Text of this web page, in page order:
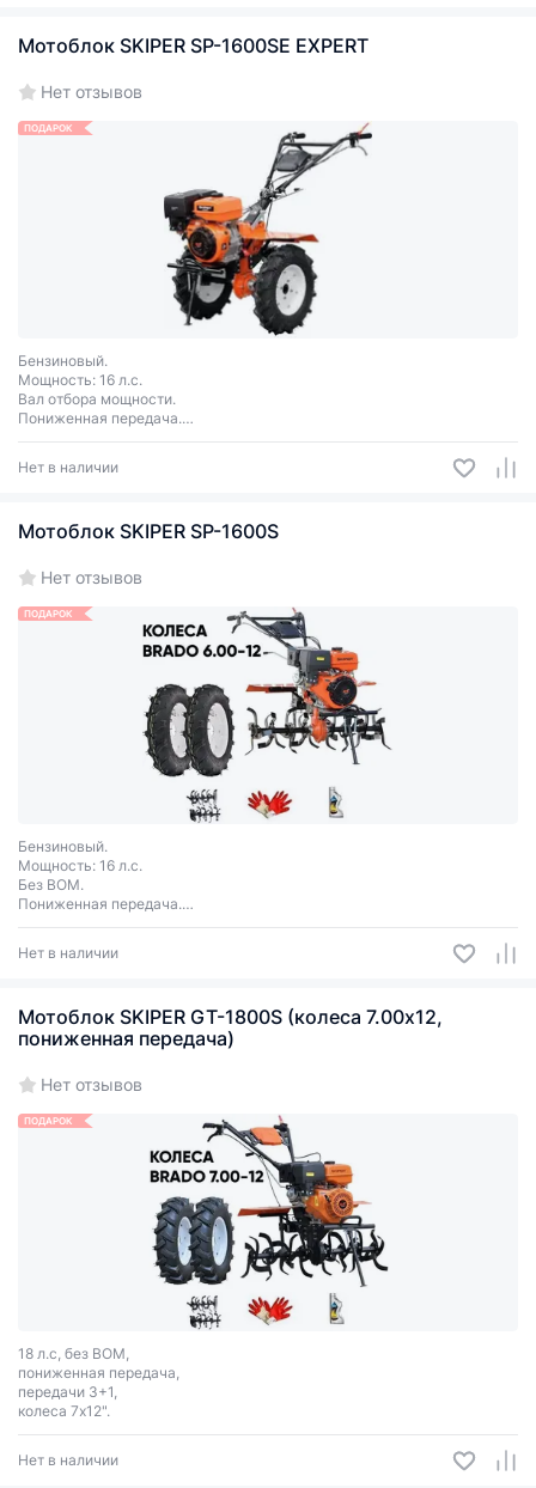
Мотоблок SKIPER SP-1600SE EXPERT
Нет отзывов
ПОДАРОК
Бензиновый.
Мощность: 16 л.с.
Вал отбора мощности.
Пониженная передача.
Передачи 3+1.
Нет в наличии
Мотоблок SKIPER SP-1600S
Нет отзывов
ПОДАРОК
Бензиновый.
Мощность: 16 л.с.
Без ВОМ.
Пониженная передача.
Передачи 3+1.
Нет в наличии
Мотоблок SKIPER GT-1800S (колеса 7.00х12,
пониженная передача)
Нет отзывов
ПОДАРОК
18 л.с, без ВОМ,
пониженная передача,
передачи 3+1,
колеса 7х12".
Нет в наличии